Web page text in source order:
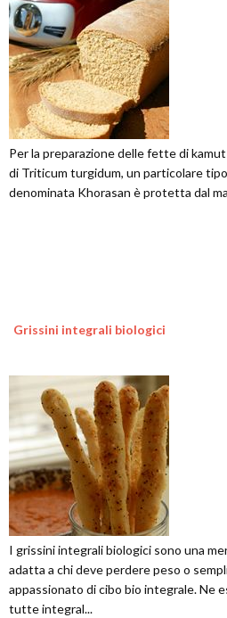
Per la preparazione delle fette di
di Triticum turgidum, un particolare
denominata Khorasan è protetta dal
Grissini integrali biologici
I grissini integrali biologici sono una
adatta a chi deve perdere peso o
appassionato di cibo bio integrale. Ne
tutte integral...